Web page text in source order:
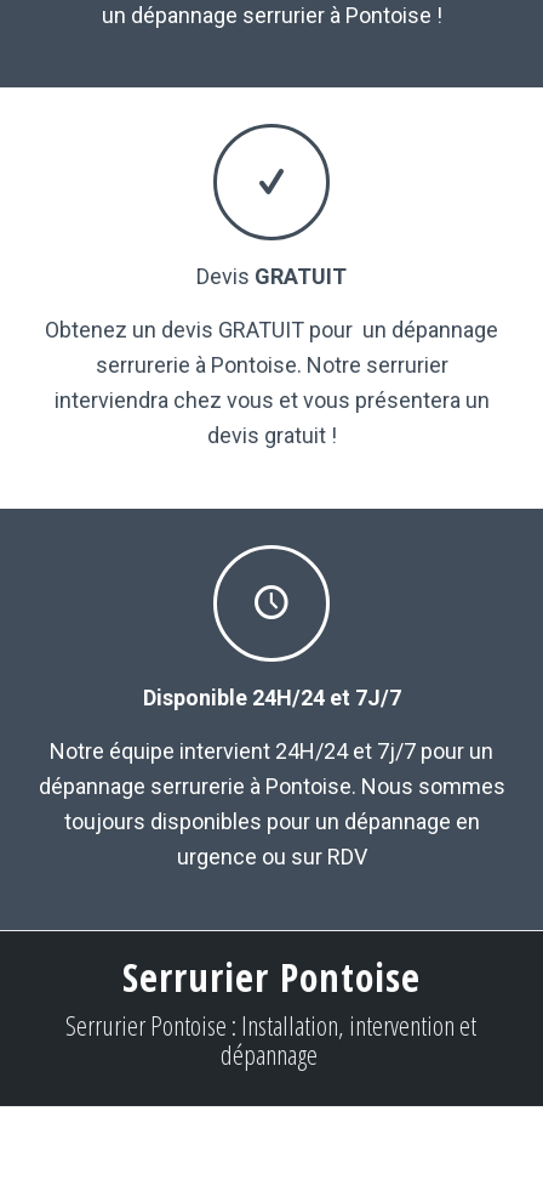
un dépannage serrurier à Pontoise !
Devis GRATUIT
Obtenez un devis GRATUIT pour un dépannage
serrurerie à Pontoise. Notre serrurier
interviendra chez vous et vous présentera un
devis gratuit !
Disponible 24H/24 et 7J/7
Notre équipe intervient 24H/24 et 7j/7 pour un
dépannage serrurerie à Pontoise. Nous sommes
toujours disponibles pour un dépannage en
urgence ou sur RDV
Serrurier Pontoise
Serrurier Pontoise : Installation, intervention et
dépannage